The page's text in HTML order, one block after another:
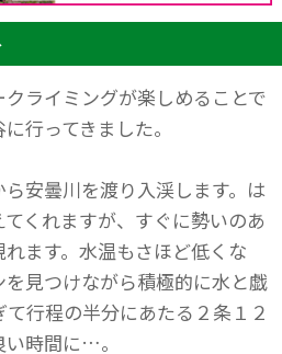
ライミングが楽しめることで
行ってきました。
安曇川を渡り入渓します。は
くれますが、すぐに勢いのあ
ます。水温もさほど低くな
見つけながら積極的に水と戯
行程の半分にあたる２条１２
時間に…。